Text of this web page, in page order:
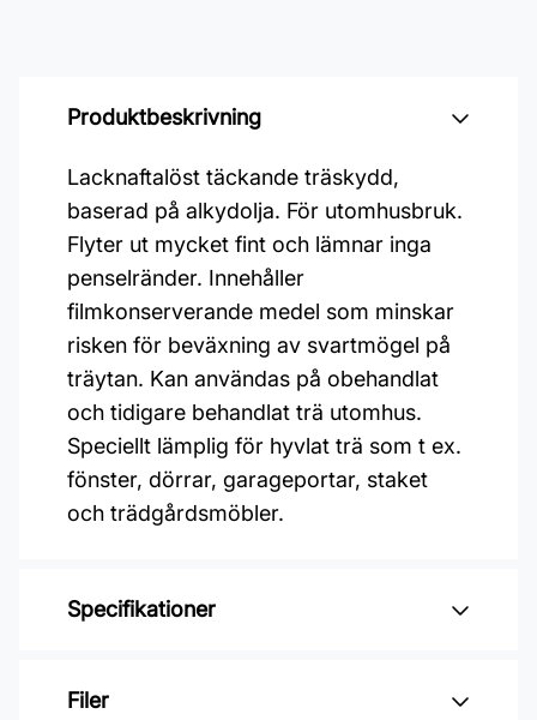
Produktbeskrivning
Lacknaftalöst täckande träskydd,
baserad på alkydolja. För utomhusbruk.
Flyter ut mycket fint och lämnar inga
penselränder. Innehåller
filmkonserverande medel som minskar
risken för beväxning av svartmögel på
träytan. Kan användas på obehandlat
och tidigare behandlat trä utomhus.
Speciellt lämplig för hyvlat trä som t ex.
fönster, dörrar, garageportar, staket
och trädgårdsmöbler.
Specifikationer
Varumärke: Jotun
Filer